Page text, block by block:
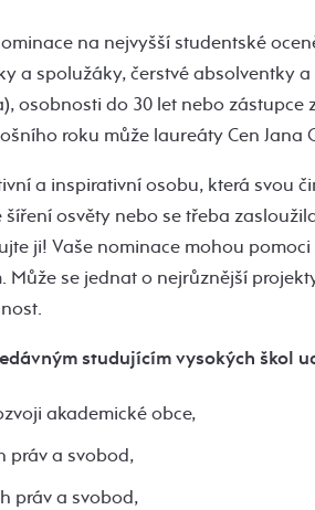
na nejvyšší studentské
a spolužáky, čerstvé absolventky
osobnosti do 30 let nebo zástupce
roku může laureáty Cen
a inspirativní osobu, která svou
osvěty nebo se třeba
ji! Vaše nominace mohou
Může se jednat o nejrůznější
studujícím vysokých škol
akademické obce,
práv a svobod,
práv a svobod,